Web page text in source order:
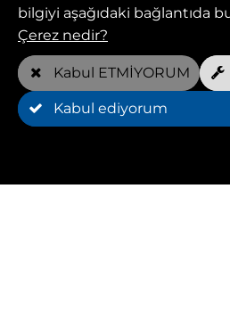
Aylık fiyat
109,00 EUR
Haftalık ücretsiz randevular*
2 köpek başına
bilgiyi aşağıdaki bağlantıda
Çerez nedir?
Kabul ETMİYORUM
Kabul ediyorum